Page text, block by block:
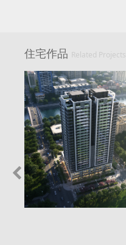
住宅作品 Related Projects